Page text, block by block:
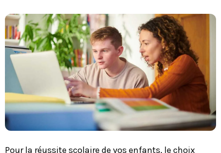
Pour la réussite scolaire de vos enfants, le choix